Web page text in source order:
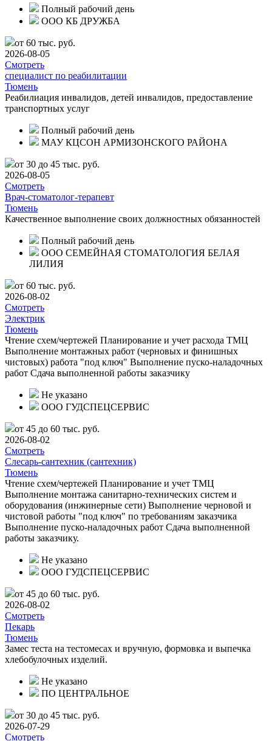
Полный рабочий день
ООО КБ ДРУЖБА
от 60 тыс. руб.
2026-08-05
Смотреть
cпециалист по реабилитации
Тюмень
Реабилиация инвалидов, детей инвалидов, предоставление
транспортных услуг
Полный рабочий день
МАУ КЦСОН АРМИЗОНСКОГО РАЙОНА
от 30 до 45 тыс. руб.
2026-08-05
Смотреть
Врач-стоматолог-терапевт
Тюмень
Качественное выполнение своих должностных обязанностей
Полный рабочий день
ООО СЕМЕЙНАЯ СТОМАТОЛОГИЯ БЕЛАЯ
ЛИЛИЯ
от 60 тыс. руб.
2026-08-02
Смотреть
Электрик
Тюмень
Чтение схем/чертежей Планирование и учет расхода ТМЦ
Выполнение монтажных работ (черновых и финишных
чистовых) работа "под ключ" Выполнение пуско-наладочных
работ Сдача выполненной работы заказчику
Не указано
ООО ГУДСПЕЦСЕРВИС
от 45 до 60 тыс. руб.
2026-08-02
Смотреть
Слесарь-сантехник (сантехник)
Тюмень
Чтение схем/чертежей Планирование и учет ТМЦ
Выполнение монтажа санитарно-технических систем и
оборудования (инжинерные сети) Выполнение черновой и
чистовой работы "под ключ" по требованиям заказчика
Выполнение пуско-наладочных работ Сдача выполненной
работы заказчику.
Не указано
ООО ГУДСПЕЦСЕРВИС
от 45 до 60 тыс. руб.
2026-08-02
Смотреть
Пекарь
Тюмень
Замес теста на тестомесах и вручную, формовка и выпечка
хлебобулочных изделий.
Не указано
ПО ЦЕНТРАЛЬНОЕ
от 30 до 45 тыс. руб.
2026-07-29
Смотреть